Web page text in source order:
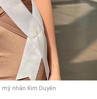
nhân Kim Duyên